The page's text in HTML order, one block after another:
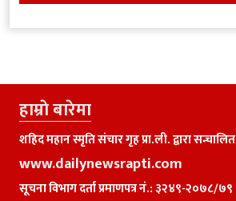
हाम्राे बारेमा
शहिद महान स्मृति संचार गृह प्रा.ली. द्वारा सन्चालित
www.dailynewsrapti.com
सूचना विभाग दर्ता प्रमाणपत्र नं.: ३२४९-२०७८/७९